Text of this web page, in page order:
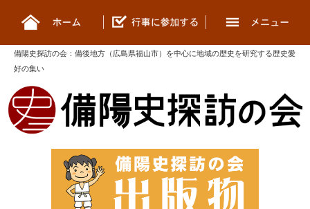
備陽史探訪の会 ： 備後地方（広島県福山市）を中心に地域の歴史を研究する歴史愛
好の集い